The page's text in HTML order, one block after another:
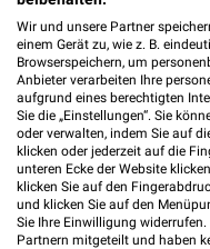
Lidl
Almenweg
73550
Heute
487,09 km •
Wir und unsere Partner
einem Gerät zu, wie z. B.
Browserspeichern, um
Anbieter verarbeiten Ihre
aufgrund eines berechtigten
Sie die „Einstellungen“. Sie
oder verwalten, indem Sie auf
klicken oder jederzeit auf die
unteren Ecke der Website
klicken Sie auf den
und klicken Sie auf den
Sie Ihre Einwilligung
Partnern mitgeteilt und haben